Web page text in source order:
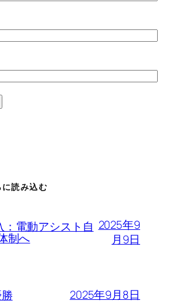
読み込む
：電動アシスト自
制へ
2025年9
月9日
2025年9月8日